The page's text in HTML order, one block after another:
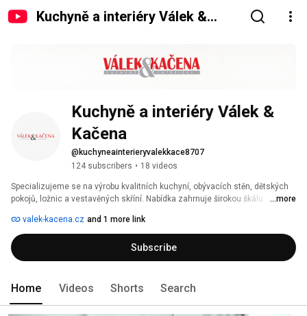
Kuchyně a interiéry Válek &
Kuchyně a interiéry Válek &
Kačena
@kuchyneainterieryvalekkace8707
124 subscribers • 18 videos
Specializujeme se na výrobu kvalitních kuchyní, obývacích stěn, dětských
pokojů, ložnic a vestavěných skříní. Nabídka zahrnuje širokou škálu
poznáte nejen podle použitých materiálů a elegantního designu, ale
především podle promyšleného uspořádání a nápaditých detailů.
...more
valek-kacena.cz and 1 more link
Subscribe
Home Videos Shorts Search